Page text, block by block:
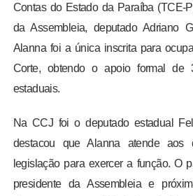
TV LPB
FOTOS
COLUNISTAS
Contas do Estado da Paraíba (TCE-
da Assembleia, deputado Adriano
Alanna foi a única inscrita para
Corte, obtendo o apoio formal de
estaduais.
Na CCJ foi o deputado estadual
destacou que Alanna atende aos
legislação para exercer a função. O
presidente da Assembleia e